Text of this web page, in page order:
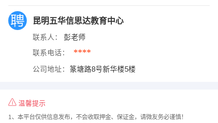
昆明五华信思达教育中心
联系人： 彭老师
联系电话： ****
公司地址： 篆塘路8号新华楼5楼
温馨提示
1、本平台仅供信息发布，不会收取押金、保证金，请微友务必谨慎！